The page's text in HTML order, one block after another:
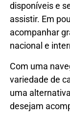
disponíveis e
assistir. Em
acompanhar
nacional e
Com uma
variedade de
uma
desejam